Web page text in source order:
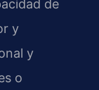
de
y
y
o